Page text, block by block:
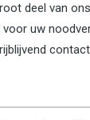
deel van
uw